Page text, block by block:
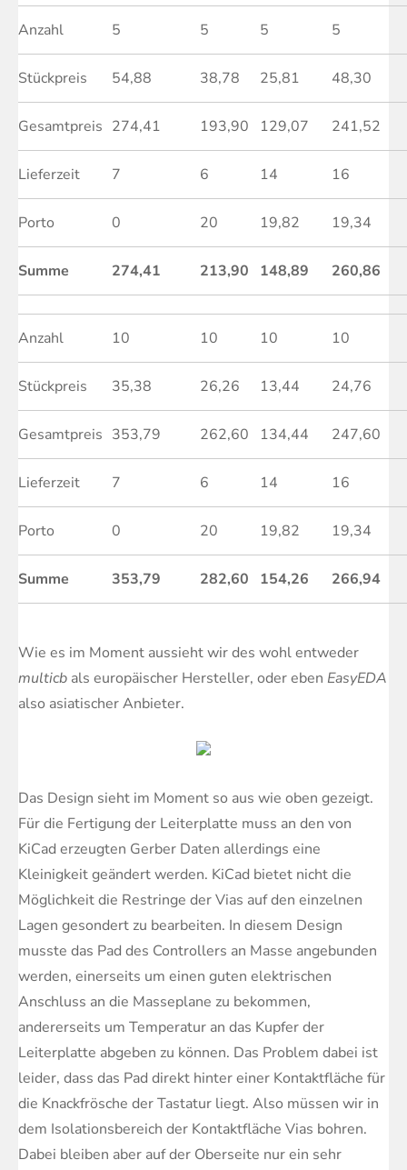
Anzahl 5 5 5 5
Stückpreis 54,88 38,78 25,81 48,30
Gesamtpreis 274,41 193,90 129,07 241,52
Lieferzeit 7 6 14 16
Porto 0 20 19,82 19,34
Summe 274,41 213,90 148,89 260,86
Anzahl 10 10 10 10
Stückpreis 35,38 26,26 13,44 24,76
Gesamtpreis 353,79 262,60 134,44 247,60
Lieferzeit 7 6 14 16
Porto 0 20 19,82 19,34
Summe 353,79 282,60 154,26 266,94
Wie es im Moment aussieht wir des wohl entweder
multicb als europäischer Hersteller, oder eben EasyEDA
also asiatischer Anbieter.
Das Design sieht im Moment so aus wie oben gezeigt.
Für die Fertigung der Leiterplatte muss an den von
KiCad erzeugten Gerber Daten allerdings eine
Kleinigkeit geändert werden. KiCad bietet nicht die
Möglichkeit die Restringe der Vias auf den einzelnen
Lagen gesondert zu bearbeiten. In diesem Design
musste das Pad des Controllers an Masse angebunden
werden, einerseits um einen guten elektrischen
Anschluss an die Masseplane zu bekommen,
andererseits um Temperatur an das Kupfer der
Leiterplatte abgeben zu können. Das Problem dabei ist
leider, dass das Pad direkt hinter einer Kontaktfläche für
die Knackfrösche der Tastatur liegt. Also müssen wir in
dem Isolationsbereich der Kontaktfläche Vias bohren.
Dabei bleiben aber auf der Oberseite nur ein sehr